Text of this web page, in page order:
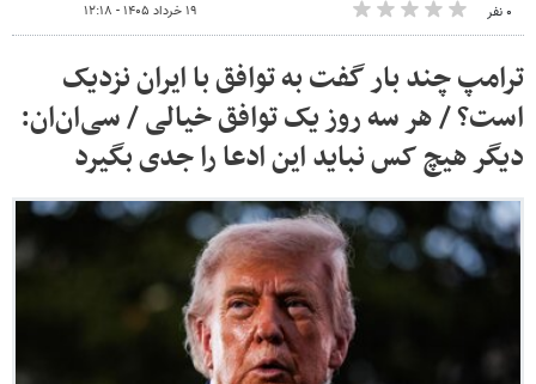
۰ نفر ۱۹ خرداد ۱۴۰۵ - ۱۲:۱۸
ترامپ چند بار گفت به توافق با ایران نزدیک
است؟ / هر سه روز یک توافق خیالی / سی‌ان‌ان:
دیگر هیچ کس نباید این ادعا را جدی بگیرد